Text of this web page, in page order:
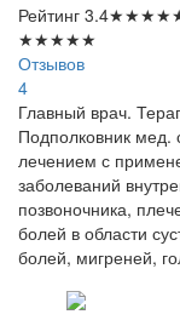
Рейтинг 3.4★★★★
★★★★★
Отзывов
4
Главный врач.
Подполковник мед.
лечением с
заболеваний
позвоночника,
болей в области
болей, мигреней,